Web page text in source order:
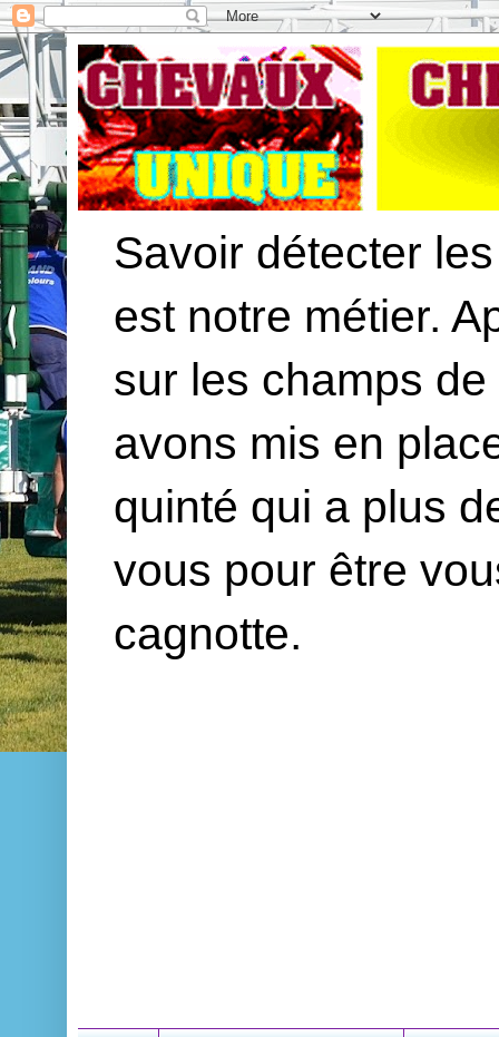
Savoir détecter
est notre métier.
sur les champs
avons mis en
quinté qui a plus
vous pour être
cagnotte.